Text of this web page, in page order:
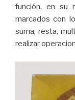
función, en su
marcados con
suma, resta,
realizar